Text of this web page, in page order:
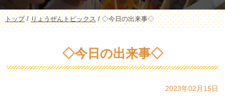
現
在
トップ/りょうぜんトピックス /◇今日の出来事◇
◇今日の出来事◇
2023年02月15日